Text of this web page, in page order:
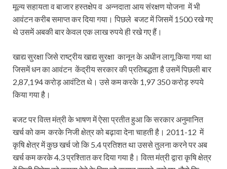
मूल्य सहायता व बाजार हस्तक्षेप व अन्नदाता आय संरक्षण योजना में भी
आवंटन करीब समाप्त कर दिया गया। पिछले बजट में जिसमें 1500 रखे गए
थे उसमें अबकी बार केवल एक लाख रुपये ही रखे गए हैं।
खाद्य सुरक्षा जिसे राष्ट्रीय खाद्य सुरक्षा कानून के अधीन लागू किया गया था
जिसमें धन का आवंटन केंद्रीय सरकार की प्रतिबद्धता है उसमें पिछली बार
2,87,194 करोड़ आवंटित थे। उसे कम करके 1,97 350 करोड़ रुपये
किया गया है।
बजट पर वित्‍त मंत्री के भाषण में ऐसा प्रतीत हुआ कि सरकार अनुमानित
खर्च को कम करके निजी क्षेत्र को बढ़ावा देना चाहती है। 2011-12 में
कृषि क्षेत्र में कुछ खर्च जो कि 5.4 प्रतिशत था उससे तुलना करने पर अब
खर्च कम करके 4.3 प्रश्तिात कर दिया गया है। वित्‍त मंत्री द्वारा कृषि क्षेत्र